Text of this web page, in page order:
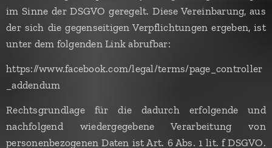
im Sinne der DSGVO geregelt. Diese Vereinbarung, aus
der sich die gegenseitigen Verpflichtungen ergeben, ist
unter dem folgenden Link abrufbar:
https://www.facebook.com/legal/terms/page_controller
_addendum
Rechtsgrundlage für die dadurch erfolgende und
nachfolgend wiedergegebene Verarbeitung von
personenbezogenen Daten ist Art. 6 Abs. 1 lit. f DSGVO.